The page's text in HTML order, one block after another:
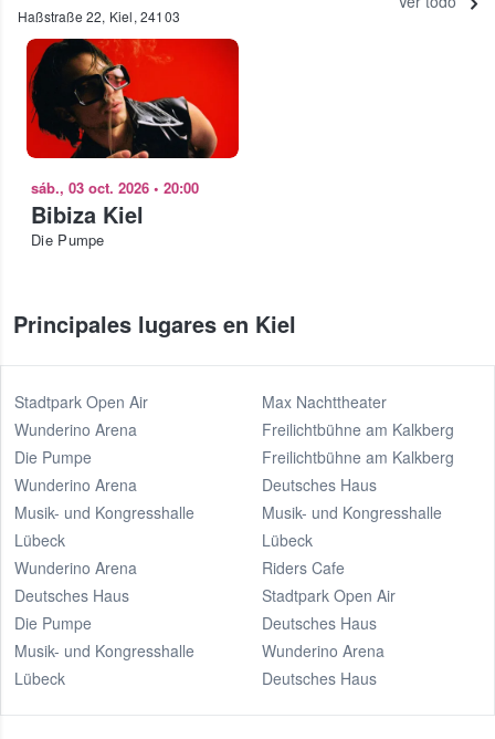
Haßstraße 22, Kiel, 24103
sáb., 03 oct. 2026 • 20:00
Bibiza Kiel
Die Pumpe
Principales lugares en Kiel
Stadtpark Open Air
Wunderino Arena
Die Pumpe
Wunderino Arena
Musik- und Kongresshalle
Lübeck
Wunderino Arena
Deutsches Haus
Die Pumpe
Musik- und Kongresshalle
Lübeck
Max Nachttheater
Freilichtbühne am Kalkberg
Freilichtbühne am Kalkberg
Deutsches Haus
Musik- und Kongresshalle
Lübeck
Riders Cafe
Stadtpark Open Air
Deutsches Haus
Wunderino Arena
Deutsches Haus